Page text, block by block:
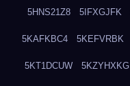
5HNS21Z8 5IFXGJFK
5KAFKBC4 5KEFVRBK
5KT1DCUW 5KZYHXKG